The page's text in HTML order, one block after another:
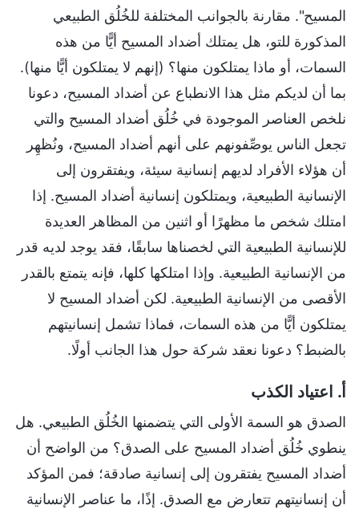
المسيح". مقارنة بالجوانب المختلفة للخُلُق الطبيعي
المذكورة للتو، هل يمتلك أضداد المسيح أيًّا من هذه
السمات، أو ماذا يمتلكون منها؟ (إنهم لا يمتلكون أيًّا منها).
بما أن لديكم مثل هذا الانطباع عن أضداد المسيح، دعونا
نلخص العناصر الموجودة في خُلُق أضداد المسيح والتي
تجعل الناس يوصِّفونهم على أنهم أضداد المسيح، ونُظهِر
أن هؤلاء الأفراد لديهم إنسانية سيئة، ويفتقرون إلى
الإنسانية الطبيعية، ويمتلكون إنسانية أضداد المسيح. إذا
امتلك شخص ما مظهرًا أو اثنين من المظاهر العديدة
للإنسانية الطبيعية التي لخصناها سابقًا، فقد يوجد لديه قدر
من الإنسانية الطبيعية. وإذا امتلكها كلها، فإنه يتمتع بالقدر
الأقصى من الإنسانية الطبيعية. لكن أضداد المسيح لا
يمتلكون أيًّا من هذه السمات، فماذا تشمل إنسانيتهم
بالضبط؟ دعونا نعقد شركة حول هذا الجانب أولًا.
أ. اعتياد الكذب
الصدق هو السمة الأولى التي يتضمنها الخُلُق الطبيعي. هل
ينطوي خُلُق أضداد المسيح على الصدق؟ من الواضح أن
أضداد المسيح يفتقرون إلى إنسانية صادقة؛ فمن المؤكد
أن إنسانيتهم تتعارض مع الصدق. إذًا، ما عناصر الإنسانية